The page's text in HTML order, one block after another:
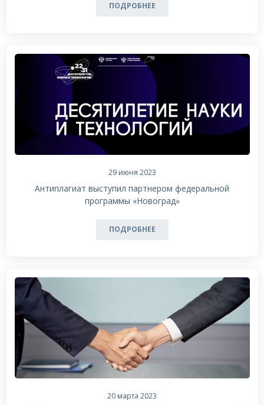
ПОДРОБНЕЕ
29 июня 2023
Антиплагиат выступил партнером федеральной
программы «Новоград»
ПОДРОБНЕЕ
20 марта 2023